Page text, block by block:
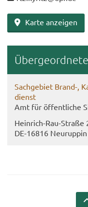
Karte an­zei­gen
Sach­ge­biet Brand-​,
dienst
Amt für öf­fent­li­che
Heinrich-​Rau-Straße
DE-​16816 Neu­rup­pin